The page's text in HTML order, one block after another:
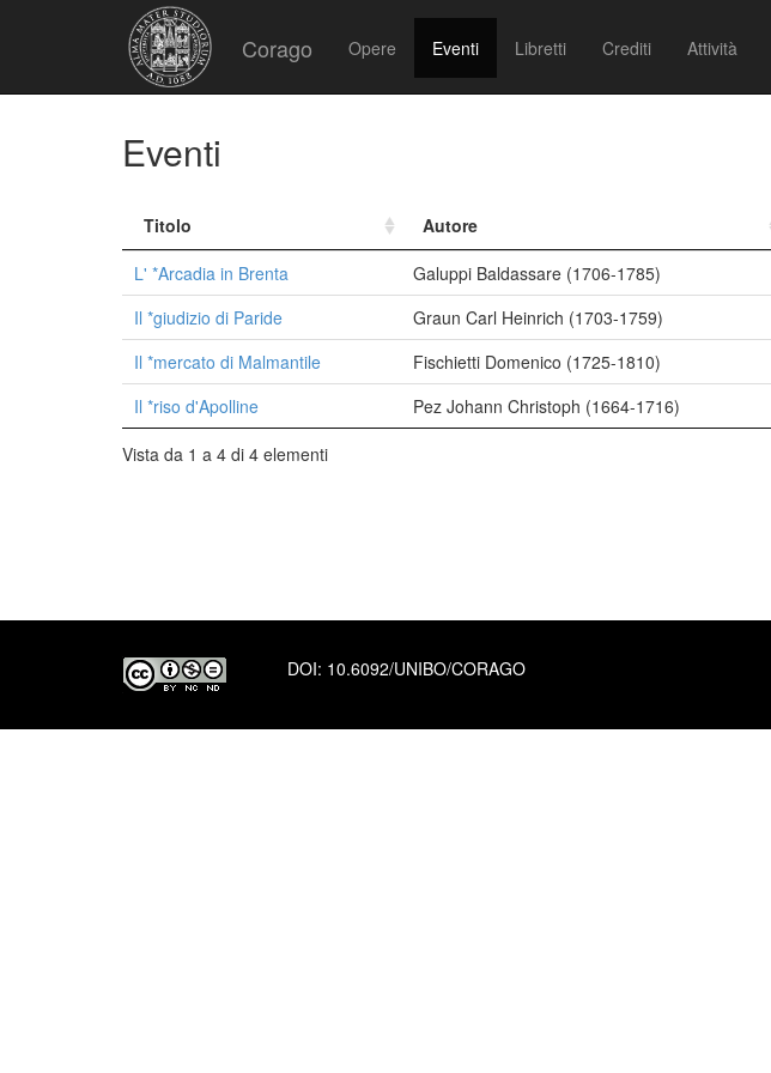
Corago Opere Eventi Libretti Crediti Attività
Eventi
Titolo Autore
L' *Arcadia in Brenta
Galuppi Baldassare (1706-1785)
Il *giudizio di Paride
Graun Carl Heinrich (1703-1759)
Il *mercato di Malmantile
Fischietti Domenico (1725-1810)
Il *riso d'Apolline
Pez Johann Christoph (1664-1716)
Vista da 1 a 4 di 4 elementi
DOI: 10.6092/UNIBO/CORAGO